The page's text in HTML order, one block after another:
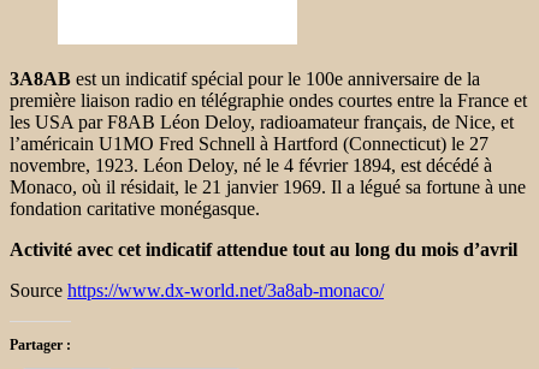
3A8AB est un indicatif spécial pour le 100e anniversaire de la
première liaison radio en télégraphie ondes courtes entre la France et
les USA par F8AB Léon Deloy, radioamateur français, de Nice, et
l’américain U1MO Fred Schnell à Hartford (Connecticut) le 27
novembre, 1923. Léon Deloy, né le 4 février 1894, est décédé à
Monaco, où il résidait, le 21 janvier 1969. Il a légué sa fortune à une
fondation caritative monégasque.
Activité avec cet indicatif attendue tout au long du mois d’avril
Source https://www.dx-world.net/3a8ab-monaco/
Partager :